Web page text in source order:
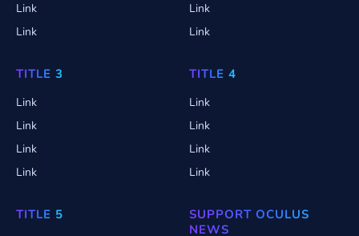
Link
Link
Link
Link
TITLE 3
Link
Link
Link
Link
TITLE 4
Link
Link
Link
Link
TITLE 5
SUPPORT OCULUS
NEWS